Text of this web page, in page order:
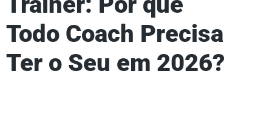
Todo Coach Precisa
Ter o Seu em 2026?